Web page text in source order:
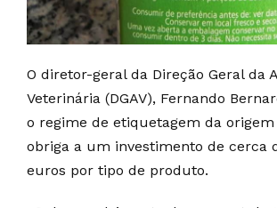
O diretor-geral da Direção Geral da
Veterinária (DGAV), Fernando
o regime de etiquetagem da
obriga a um investimento de cerca
euros por tipo de produto.